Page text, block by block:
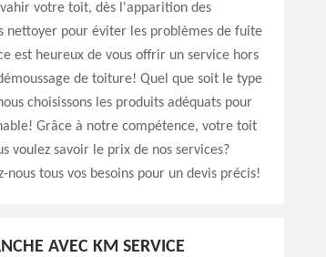
votre toit, dès l'apparition des
nettoyer pour éviter les problèmes de fuite
est heureux de vous offrir un service hors
de toiture! Quel que soit le type
choisissons les produits adéquats pour
Grâce à notre compétence, votre toit
voulez savoir le prix de nos services?
tous vos besoins pour un devis précis!
AVEC KM SERVICE